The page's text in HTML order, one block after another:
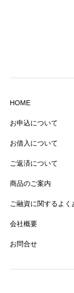
HOME
お申込について
お借入について
ご返済について
商品のご案内
ご融資に関するよく
会社概要
お問合せ